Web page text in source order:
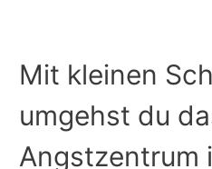
Mit kleinen
umgehst du
Angstzentrum